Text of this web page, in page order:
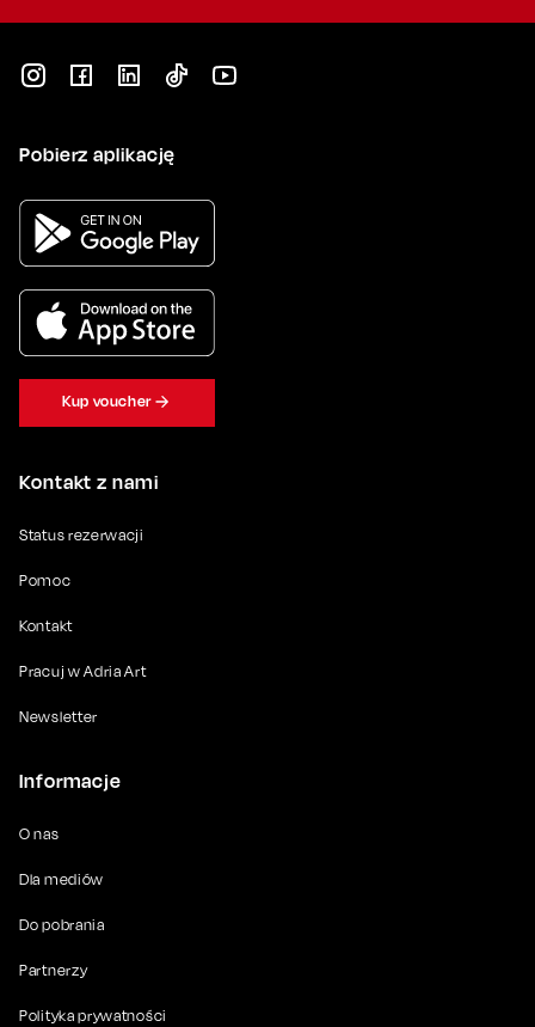
Kontakt z nami
Status rezerwacji
Pomoc
Kontakt
Pracuj w Adria Art
Newsletter
Informacje
O nas
Dla mediów
Do pobrania
Partnerzy
Polityka prywatności
Pobierz aplikację
Kup voucher